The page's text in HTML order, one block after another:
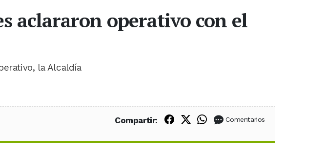
aclararon operativo con el
la Alcaldía
Compartir: Compartir en Facebook
Compartir en X (Twitter)
Compartir en WhatsApp
Comentarios